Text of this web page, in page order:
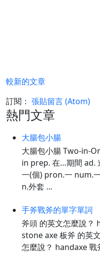
較新的文章
訂閱： 張貼留言 (Atom)
熱門文章
大腸包小腸
大腸包小腸 Two-in-
in prep. 在…期間 ad.
一(個) pron.一 num.
n.外套 ...
手斧戰斧的單字單詞
斧頭 的英文怎麼說？
stone axe 板斧 的英
怎麼說？ handaxe